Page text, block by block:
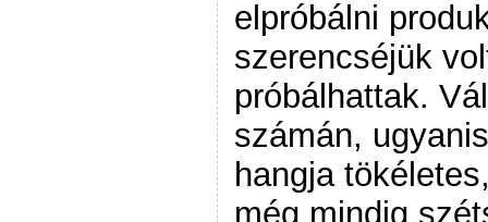
elpróbálni
szerencséjük
próbálhattak.
számán,
hangja
még mindig